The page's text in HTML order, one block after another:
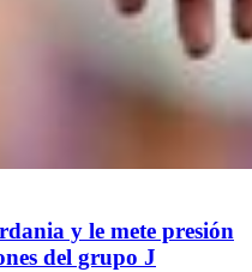
y le mete presión
del grupo J